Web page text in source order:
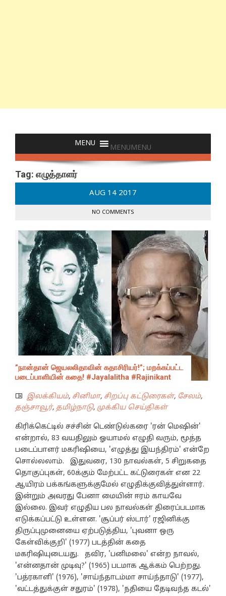
MENUMENU
Tag: எழுத்தாளர்
AUG 14 2017
NO COMMENTS
”நான்தான் ஜெயலலிதாவின் கதாசிரியர்!”; மறக்கப்பட்ட
படைப்பாளியின் கதை! #Jayalalitha #Rajinikant
இலக்கியம், சினிமா, சிறப்பு கட்டுரைகள், சேலம்,
தஞ்சாவூர், தமிழ்நாடு, முக்கிய செய்திகள்
கிரிக்கெட்டில் சச்சின் டெண்டுல்கரை 'ரன் மெஷின்'
என்றால், 83 வயதிலும் ஓயாமல் எழுதி வரும், மூத்த
படைப்பாளர் மகரிஷியை, 'எழுத்து இயந்திரம்' என்றே
சொல்லலாம். இதுவரை, 130 நாவல்கள், 5 சிறுகதை
தொகுப்புகள், 60க்கும் மேற்பட்ட கட்டுரைகள் என 22
ஆயிரம் பக்கங்களுக்குமேல் எழுதிக்குவித்துள்ளார்.
இன்றும் அவரது பேனா மையின் ஈரம் காயவே
இல்லை. இவர் எழுதிய பல நாவல்கள் திரைப்படமாக
எடுக்கப்பட்டு உள்ளன. 'சூப்பர் ஸ்டார்' ரஜினிக்கு
திருப்புமுனையை ஏற்படுத்திய, 'புவனா ஒரு
கேள்விக்குறி' (1977) படத்தின் கதை
மகரிஷியுடையது. தவிர, 'பனிமலை' என்ற நாவல்,
'என்னதான் முடிவு?' (1965) படமாக ஆக்கம் பெற்றது.
'பத்ரகாளி' (1976), 'சாய்ந்தாடம்மா சாய்ந்தாடு' (1977),
'வட்டத்துக்குள் சதுரம்' (1978), 'நதியை தேடிவந்த கடல்'